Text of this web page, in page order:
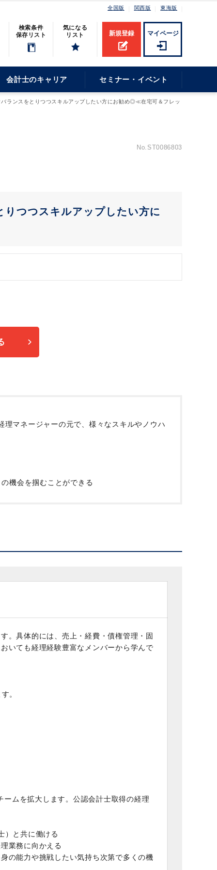
全国版 関西版 東海版
検索条件
保存リスト
気になる
リスト
新規登録 マイページ
会計士のキャリア セミナー・イベント
ランスをとりつつスキルアップしたい方にお勧め◎≪在宅可＆フレッ
No.ST0086803
りつつスキルアップしたい方に
マネージャーの元で、様々なスキルやノウハ
機会を掴むことができる
。具体的には、売上・経費・債権管理・固
いても経理経験豊富なメンバーから学んで
。
ムを拡大します。公認会計士取得の経理
）と共に働ける
業務に向かえる
の能力や挑戦したい気持ち次第で多くの機